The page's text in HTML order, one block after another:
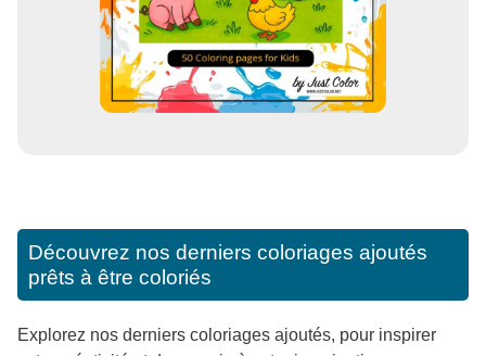
Découvrez nos derniers coloriages ajoutés
prêts à être coloriés
Explorez nos derniers coloriages ajoutés, pour inspirer